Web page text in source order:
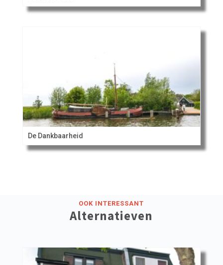
De Dankbaarheid
OOK INTERESSANT
Alternatieven